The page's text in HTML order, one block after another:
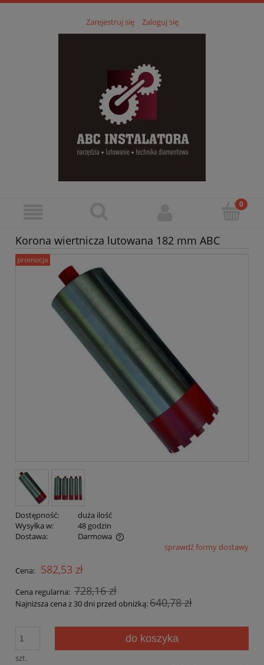
Zarejestruj się Zaloguj się
Korona wiertnicza lutowana 182 mm ABC
promocja
Dostępność:
duża ilość
Wysyłka w:
48 godzin
Dostawa:
Darmowa
Cena nie zawiera ewentualnych kosztów płatnościsprawdź formy dostawy
Cena: 582,53 zł
Cena regularna: 728,16 zł
Najniższa cena z 30 dni przed obniżką:640,78 zł
szt.
do koszyka